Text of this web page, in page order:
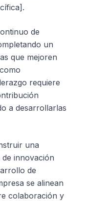
de
un
que mejoren
requiere
a desarrollarlas
una
innovación
de
se alinean
colaboración y